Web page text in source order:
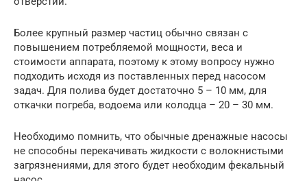
Более крупный размер частиц обычно связан с
повышением потребляемой мощности, веса и
стоимости аппарата, поэтому к этому вопросу нужно
подходить исходя из поставленных перед насосом
задач. Для полива будет достаточно 5 – 10 мм, для
откачки погреба, водоема или колодца – 20 – 30 мм.
Необходимо помнить, что обычные дренажные насосы
не способны перекачивать жидкости с волокнистыми
загрязнениями, для этого будет необходим фекальный